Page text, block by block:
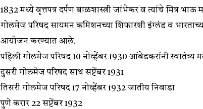
1832 मध्ये वृत्तपत्र दर्पण बाळशास्त्री जांभेकर व त्यांचे मित्र
गोलमेज परिषद सायमन कमिशनच्या शिफारशी इंग्लंड व
आयोजन करण्यात आले.
पहिली गोलमेज परिषद 10 नोव्हेंबर 1930 आंबेडकरांनी स्वातंत्र्य
दुसरी गोलमेज परिषद साथ सप्टेंबर 1931
तिसरी गोलमेज परिषद 17 नोव्हेंबर 1932 जातीय निवाडा
पुणे करार 22 सप्टेंबर 1932